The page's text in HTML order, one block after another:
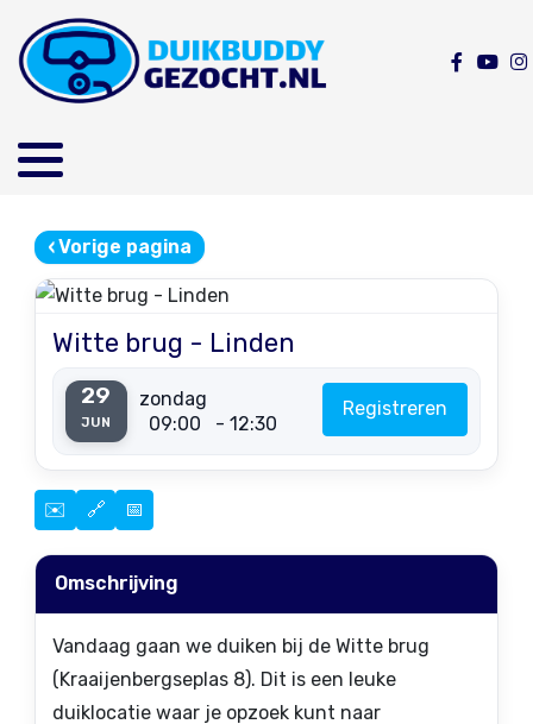
‹Vorige pagina
Witte brug - Linden
29
JUN
zondag
09:00
- 12:30
Registreren
✉️ 🔗 📅
Omschrijving
Vandaag gaan we duiken bij de Witte brug
(Kraaijenbergseplas 8). Dit is een leuke
duiklocatie waar je opzoek kunt naar